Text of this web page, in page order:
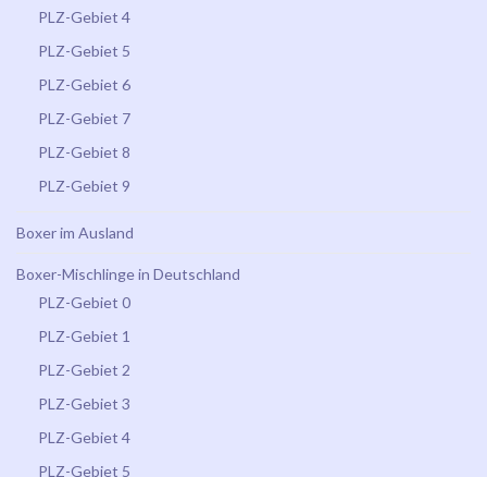
PLZ-Gebiet 4
PLZ-Gebiet 5
PLZ-Gebiet 6
PLZ-Gebiet 7
PLZ-Gebiet 8
PLZ-Gebiet 9
Boxer im Ausland
Boxer-Mischlinge in Deutschland
PLZ-Gebiet 0
PLZ-Gebiet 1
PLZ-Gebiet 2
PLZ-Gebiet 3
PLZ-Gebiet 4
PLZ-Gebiet 5